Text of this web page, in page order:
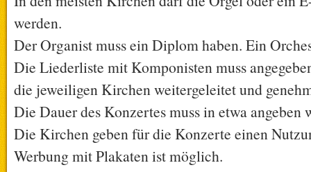
werden.
Der Organist muss ein Diplom haben. Ein
Die Liederliste mit Komponisten muss
die jeweiligen Kirchen weitergeleitet und
Die Dauer des Konzertes muss in etwa angeben
Die Kirchen geben für die Konzerte einen
Werbung mit Plakaten ist möglich.